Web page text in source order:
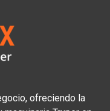
ofreciendo la